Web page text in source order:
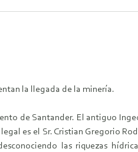
la llegada de la minería.
de Santander. El antiguo
es el Sr. Cristian Gregorio
las riquezas